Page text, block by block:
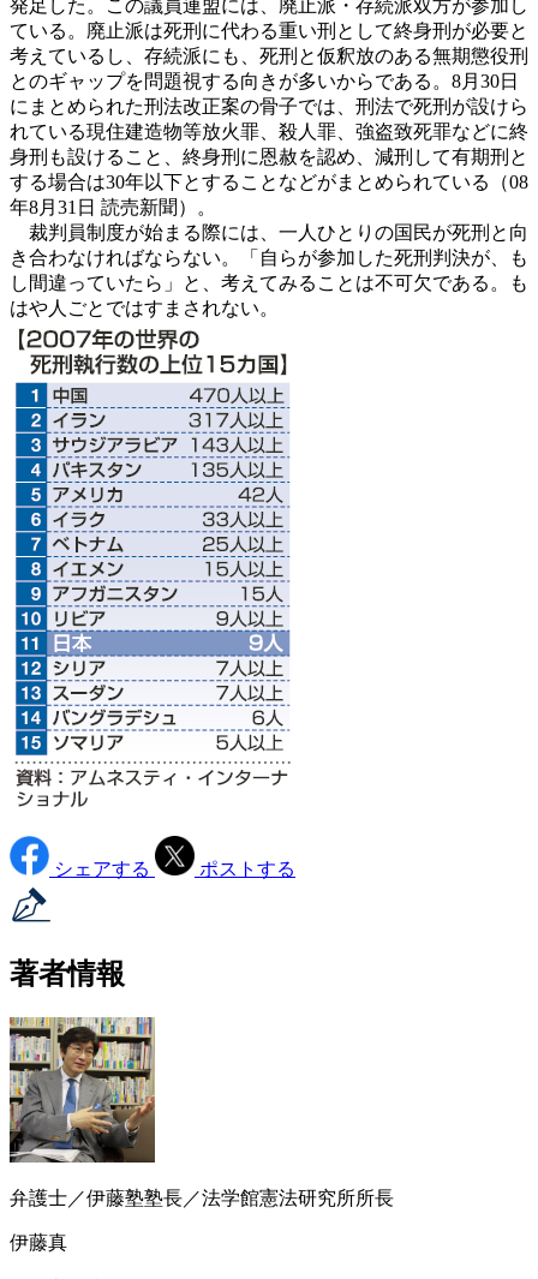
発足した。この議員連盟には、廃止派・存続派双方が参加し
ている。廃止派は死刑に代わる重い刑として終身刑が必要と
考えているし、存続派にも、死刑と仮釈放のある無期懲役刑
とのギャップを問題視する向きが多いからである。8月30日
にまとめられた刑法改正案の骨子では、刑法で死刑が設けら
れている現住建造物等放火罪、殺人罪、強盗致死罪などに終
身刑も設けること、終身刑に恩赦を認め、減刑して有期刑と
する場合は30年以下とすることなどがまとめられている（08
年8月31日 読売新聞）。
裁判員制度が始まる際には、一人ひとりの国民が死刑と向
き合わなければならない。「自らが参加した死刑判決が、も
し間違っていたら」と、考えてみることは不可欠である。も
はや人ごとではすまされない。
シェアする ポストする
著者情報
弁護士／伊藤塾塾長／法学館憲法研究所所長
伊藤真